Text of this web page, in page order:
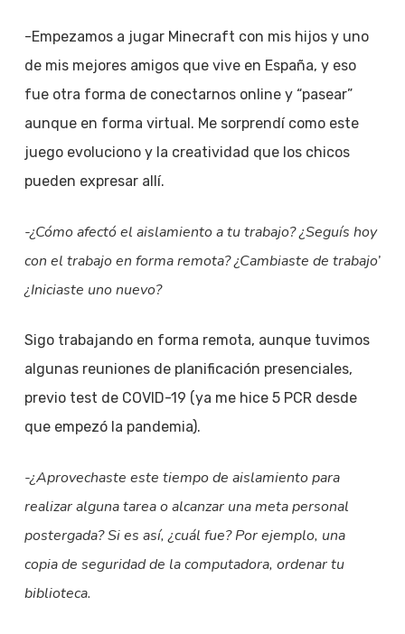
-Empezamos a jugar Minecraft con mis hijos y uno
de mis mejores amigos que vive en España, y eso
fue otra forma de conectarnos online y “pasear”
aunque en forma virtual. Me sorprendí como este
juego evoluciono y la creatividad que los chicos
pueden expresar allí.
-¿Cómo afectó el aislamiento a tu trabajo? ¿Seguís hoy
con el trabajo en forma remota? ¿Cambiaste de trabajo’
¿Iniciaste uno nuevo?
Sigo trabajando en forma remota, aunque tuvimos
algunas reuniones de planificación presenciales,
previo test de COVID-19 (ya me hice 5 PCR desde
que empezó la pandemia).
-¿Aprovechaste este tiempo de aislamiento para
realizar alguna tarea o alcanzar una meta personal
postergada? Si es así, ¿cuál fue? Por ejemplo, una
copia de seguridad de la computadora, ordenar tu
biblioteca.